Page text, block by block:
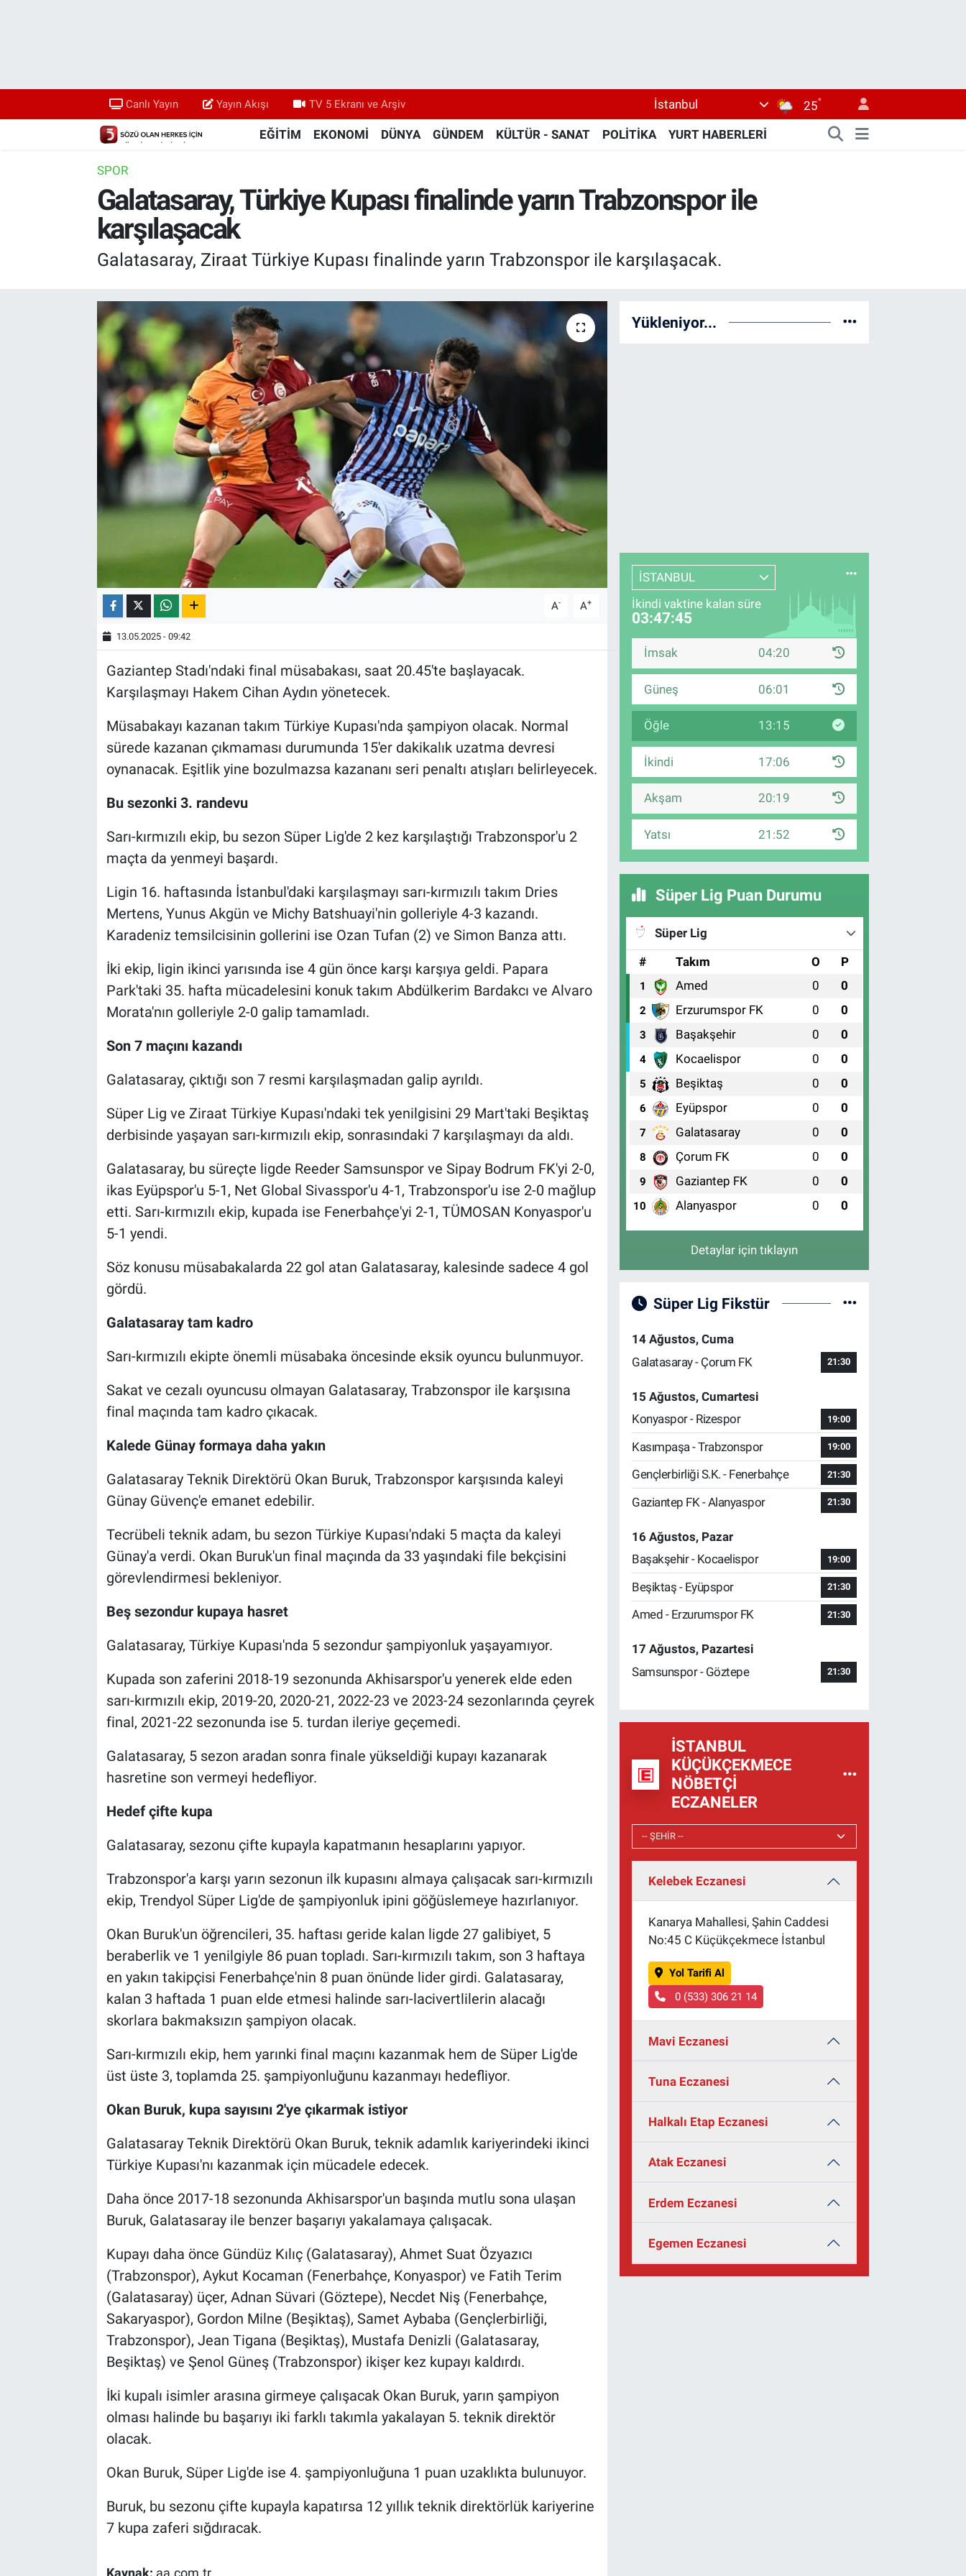
Canlı Yayın Yayın Akışı TV 5 Ekranı ve Arşiv İstanbul 25°
EĞİTİM EKONOMİ DÜNYA GÜNDEM KÜLTÜR - SANAT POLİTİKA YURT HABERLERİ
SPOR
Galatasaray, Türkiye Kupası finalinde yarın Trabzonspor ile
karşılaşacak
Galatasaray, Ziraat Türkiye Kupası finalinde yarın Trabzonspor ile karşılaşacak.
A- A+
13.05.2025 - 09:42
Gaziantep Stadı'ndaki final müsabakası, saat 20.45'te başlayacak.
Karşılaşmayı Hakem Cihan Aydın yönetecek.
Müsabakayı kazanan takım Türkiye Kupası'nda şampiyon olacak. Normal
sürede kazanan çıkmaması durumunda 15'er dakikalık uzatma devresi
oynanacak. Eşitlik yine bozulmazsa kazananı seri penaltı atışları belirleyecek.
Bu sezonki 3. randevu
Sarı-kırmızılı ekip, bu sezon Süper Lig'de 2 kez karşılaştığı Trabzonspor'u 2
maçta da yenmeyi başardı.
Ligin 16. haftasında İstanbul'daki karşılaşmayı sarı-kırmızılı takım Dries
Mertens, Yunus Akgün ve Michy Batshuayi'nin golleriyle 4-3 kazandı.
Karadeniz temsilcisinin gollerini ise Ozan Tufan (2) ve Simon Banza attı.
İki ekip, ligin ikinci yarısında ise 4 gün önce karşı karşıya geldi. Papara
Park'taki 35. hafta mücadelesini konuk takım Abdülkerim Bardakcı ve Alvaro
Morata'nın golleriyle 2-0 galip tamamladı.
Son 7 maçını kazandı
Galatasaray, çıktığı son 7 resmi karşılaşmadan galip ayrıldı.
Süper Lig ve Ziraat Türkiye Kupası'ndaki tek yenilgisini 29 Mart'taki Beşiktaş
derbisinde yaşayan sarı-kırmızılı ekip, sonrasındaki 7 karşılaşmayı da aldı.
Galatasaray, bu süreçte ligde Reeder Samsunspor ve Sipay Bodrum FK'yi 2-0,
ikas Eyüpspor'u 5-1, Net Global Sivasspor'u 4-1, Trabzonspor'u ise 2-0 mağlup
etti. Sarı-kırmızılı ekip, kupada ise Fenerbahçe'yi 2-1, TÜMOSAN Konyaspor'u
5-1 yendi.
Söz konusu müsabakalarda 22 gol atan Galatasaray, kalesinde sadece 4 gol
gördü.
Galatasaray tam kadro
Sarı-kırmızılı ekipte önemli müsabaka öncesinde eksik oyuncu bulunmuyor.
Sakat ve cezalı oyuncusu olmayan Galatasaray, Trabzonspor ile karşısına
final maçında tam kadro çıkacak.
Kalede Günay formaya daha yakın
Galatasaray Teknik Direktörü Okan Buruk, Trabzonspor karşısında kaleyi
Günay Güvenç'e emanet edebilir.
Tecrübeli teknik adam, bu sezon Türkiye Kupası'ndaki 5 maçta da kaleyi
Günay'a verdi. Okan Buruk'un final maçında da 33 yaşındaki file bekçisini
görevlendirmesi bekleniyor.
Beş sezondur kupaya hasret
Galatasaray, Türkiye Kupası'nda 5 sezondur şampiyonluk yaşayamıyor.
Kupada son zaferini 2018-19 sezonunda Akhisarspor'u yenerek elde eden
sarı-kırmızılı ekip, 2019-20, 2020-21, 2022-23 ve 2023-24 sezonlarında çeyrek
final, 2021-22 sezonunda ise 5. turdan ileriye geçemedi.
Galatasaray, 5 sezon aradan sonra finale yükseldiği kupayı kazanarak
hasretine son vermeyi hedefliyor.
Hedef çifte kupa
Galatasaray, sezonu çifte kupayla kapatmanın hesaplarını yapıyor.
Trabzonspor'a karşı yarın sezonun ilk kupasını almaya çalışacak sarı-kırmızılı
ekip, Trendyol Süper Lig'de de şampiyonluk ipini göğüslemeye hazırlanıyor.
Okan Buruk'un öğrencileri, 35. haftası geride kalan ligde 27 galibiyet, 5
beraberlik ve 1 yenilgiyle 86 puan topladı. Sarı-kırmızılı takım, son 3 haftaya
en yakın takipçisi Fenerbahçe'nin 8 puan önünde lider girdi. Galatasaray,
kalan 3 haftada 1 puan elde etmesi halinde sarı-lacivertlilerin alacağı
skorlara bakmaksızın şampiyon olacak.
Sarı-kırmızılı ekip, hem yarınki final maçını kazanmak hem de Süper Lig'de
üst üste 3, toplamda 25. şampiyonluğunu kazanmayı hedefliyor.
Okan Buruk, kupa sayısını 2'ye çıkarmak istiyor
Galatasaray Teknik Direktörü Okan Buruk, teknik adamlık kariyerindeki ikinci
Türkiye Kupası'nı kazanmak için mücadele edecek.
Daha önce 2017-18 sezonunda Akhisarspor'un başında mutlu sona ulaşan
Buruk, Galatasaray ile benzer başarıyı yakalamaya çalışacak.
Kupayı daha önce Gündüz Kılıç (Galatasaray), Ahmet Suat Özyazıcı
(Trabzonspor), Aykut Kocaman (Fenerbahçe, Konyaspor) ve Fatih Terim
(Galatasaray) üçer, Adnan Süvari (Göztepe), Necdet Niş (Fenerbahçe,
Sakaryaspor), Gordon Milne (Beşiktaş), Samet Aybaba (Gençlerbirliği,
Trabzonspor), Jean Tigana (Beşiktaş), Mustafa Denizli (Galatasaray,
Beşiktaş) ve Şenol Güneş (Trabzonspor) ikişer kez kupayı kaldırdı.
İki kupalı isimler arasına girmeye çalışacak Okan Buruk, yarın şampiyon
olması halinde bu başarıyı iki farklı takımla yakalayan 5. teknik direktör
olacak.
Okan Buruk, Süper Lig'de ise 4. şampiyonluğuna 1 puan uzaklıkta bulunuyor.
Buruk, bu sezonu çifte kupayla kapatırsa 12 yıllık teknik direktörlük kariyerine
7 kupa zaferi sığdıracak.
Kaynak: aa.com.tr
Yükleniyor...
İSTANBUL
İkindi vaktine kalan süre
03:47:44
İmsak 04:20
Güneş 06:01
Öğle 13:15
İkindi 17:06
Akşam 20:19
Yatsı 21:52
Süper Lig Puan Durumu
Süper Lig
#
Takım O P
1 Amed 0 0
2 Erzurumspor FK 0 0
3 Başakşehir 0 0
4 Kocaelispor 0 0
5 Beşiktaş 0 0
6 Eyüpspor 0 0
7 Galatasaray 0 0
8 Çorum FK 0 0
9 Gaziantep FK 0 0
10 Alanyaspor 0 0
Detaylar için tıklayın
Süper Lig Fikstür
14 Ağustos, Cuma
Galatasaray - Çorum FK
21:30
15 Ağustos, Cumartesi
Konyaspor - Rizespor
19:00
Kasımpaşa - Trabzonspor 19:00
Gençlerbirliği S.K. - Fenerbahçe 21:30
Gaziantep FK - Alanyaspor 21:30
16 Ağustos, Pazar
Başakşehir - Kocaelispor
19:00
Beşiktaş - Eyüpspor 21:30
Amed - Erzurumspor FK 21:30
17 Ağustos, Pazartesi
Samsunspor - Göztepe
21:30
İSTANBUL
KÜÇÜKÇEKMECE
NÖBETÇI
ECZANELER
Kelebek Eczanesi
Kanarya Mahallesi, Şahin Caddesi
No:45 C Küçükçekmece İstanbul
Yol Tarifi Al
0 (533) 306 21 14
Mavi Eczanesi
Tuna Eczanesi
Halkalı Etap Eczanesi
Atak Eczanesi
Erdem Eczanesi
Egemen Eczanesi
Yayın Akışı
TV 5 Ekranı ve Arşiv